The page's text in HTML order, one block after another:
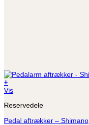
+
Vis
Reservedele
Pedal aftrækker – Shimano